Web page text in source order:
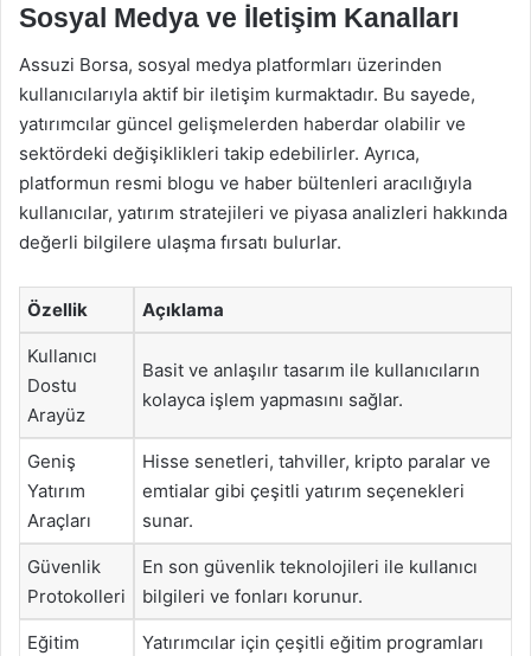
Sosyal Medya ve İletişim Kanalları
Assuzi Borsa, sosyal medya platformları üzerinden
kullanıcılarıyla aktif bir iletişim kurmaktadır. Bu sayede,
yatırımcılar güncel gelişmelerden haberdar olabilir ve
sektördeki değişiklikleri takip edebilirler. Ayrıca,
platformun resmi blogu ve haber bültenleri aracılığıyla
kullanıcılar, yatırım stratejileri ve piyasa analizleri hakkında
değerli bilgilere ulaşma fırsatı bulurlar.
Özellik Açıklama
Kullanıcı
Dostu
Arayüz
Basit ve anlaşılır tasarım ile kullanıcıların
kolayca işlem yapmasını sağlar.
Geniş
Yatırım
Araçları
Hisse senetleri, tahviller, kripto paralar ve
emtialar gibi çeşitli yatırım seçenekleri
sunar.
Güvenlik
Protokolleri
En son güvenlik teknolojileri ile kullanıcı
bilgileri ve fonları korunur.
Eğitim
Yatırımcılar için çeşitli eğitim programları